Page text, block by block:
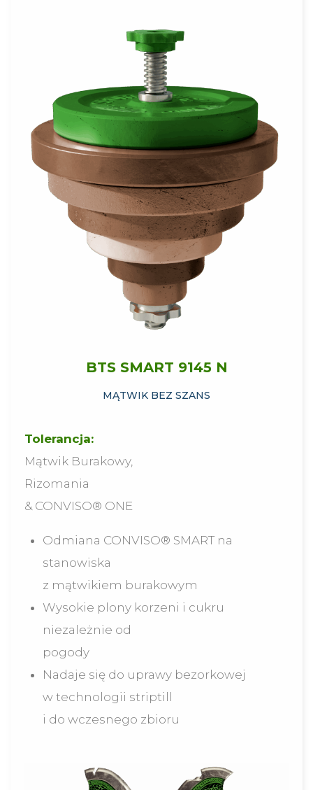
BTS SMART 9145 N
MĄTWIK BEZ SZANS
Tolerancja:
Mątwik Burakowy,
Rizomania
& CONVISO® ONE
Odmiana CONVISO® SMART na
stanowiska
z mątwikiem burakowym
Wysokie plony korzeni i cukru
niezależnie od
pogody
Nadaje się do uprawy bezorkowej
w technologii striptill
i do wczesnego zbioru